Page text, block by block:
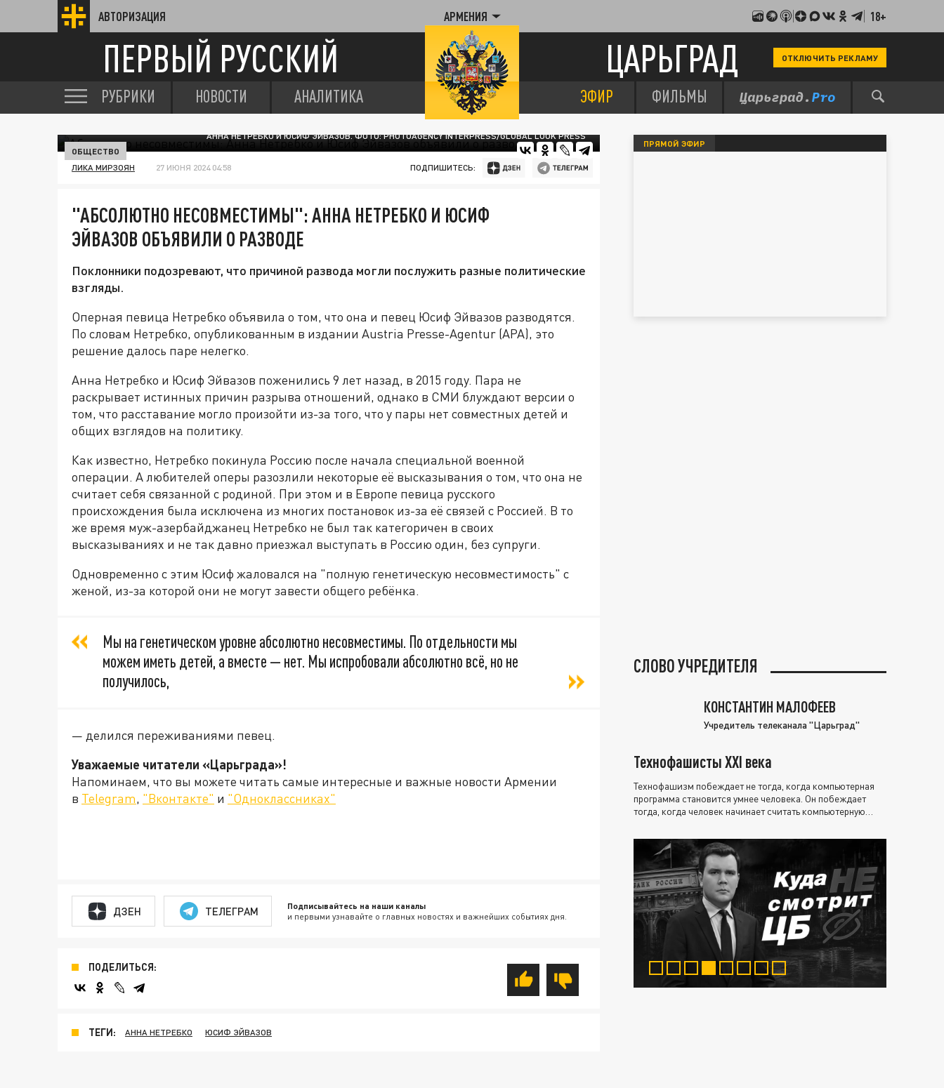
АВТОРИЗАЦИЯ АРМЕНИЯ 18+
ПЕРВЫЙ РУССКИЙ ЦАРЬГРАД ОТКЛЮЧИТЬ РЕКЛАМУ
РУБРИКИ НОВОСТИ АНАЛИТИКА ЭФИР ФИЛЬМЫ
АННА НЕТРЕБКО И ЮСИФ ЭЙВАЗОВ. ФОТО: PHOTOAGENCY INTERPRESS/GLOBAL LOOK PRESS
ОБЩЕСТВО
ЛИКА МИРЗОЯН 27 ИЮНЯ 2024 04:58 ПОДПИШИТЕСЬ:
"АБСОЛЮТНО НЕСОВМЕСТИМЫ": АННА НЕТРЕБКО И ЮСИФ
ЭЙВАЗОВ ОБЪЯВИЛИ О РАЗВОДЕ
Поклонники подозревают, что причиной развода могли послужить разные политические
взгляды.
Оперная певица Нетребко объявила о том, что она и певец Юсиф Эйвазов разводятся.
По словам Нетребко, опубликованным в издании Austria Presse-Agentur (APA), это
решение далось паре нелегко.
Анна Нетребко и Юсиф Эйвазов поженились 9 лет назад, в 2015 году. Пара не
раскрывает истинных причин разрыва отношений, однако в СМИ блуждают версии о
том, что расставание могло произойти из-за того, что у пары нет совместных детей и
общих взглядов на политику.
Как известно, Нетребко покинула Россию после начала специальной военной
операции. А любителей оперы разозлили некоторые её высказывания о том, что она не
считает себя связанной с родиной. При этом и в Европе певица русского
происхождения была исключена из многих постановок из-за её связей с Россией. В то
же время муж-азербайджанец Нетребко не был так категоричен в своих
высказываниях и не так давно приезжал выступать в Россию один, без супруги.
Одновременно с этим Юсиф жаловался на "полную генетическую несовместимость" с
женой, из-за которой они не могут завести общего ребёнка.
Мы на генетическом уровне абсолютно несовместимы. По отдельности мы
можем иметь детей, а вместе — нет. Мы испробовали абсолютно всё, но не
получилось,
— делился переживаниями певец.
Уважаемые читатели «Царьграда»!
Напоминаем, что вы можете читать самые интересные и важные новости Армении
в Telegram, "Вконтакте" и "Одноклассниках"
ДЗЕН ТЕЛЕГРАМ Подписывайтесь на наши каналы
и первыми узнавайте о главных новостях и важнейших событиях дня.
ПОДЕЛИТЬСЯ:
ТЕГИ: АННА НЕТРЕБКО ЮСИФ ЭЙВАЗОВ
ПРЯМОЙ ЭФИР
СЛОВО УЧРЕДИТЕЛЯ
КОНСТАНТИН МАЛОФЕЕВ
Учредитель телеканала "Царьград"
Технофашисты XXI века
Технофашизм побеждает не тогда, когда компьютерная
программа становится умнее человека. Он побеждает
тогда, когда человек начинает считать компьютерную